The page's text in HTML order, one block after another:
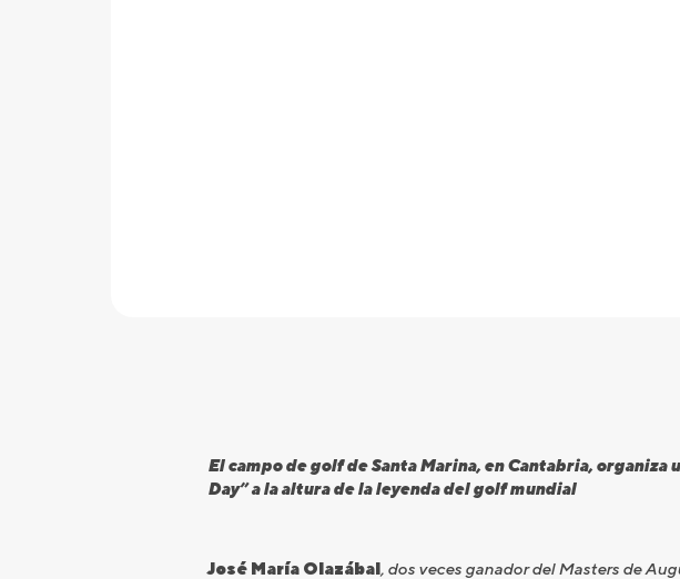
El campo de golf de Santa Marina, en Cantabria,
Day” a la altura de la leyenda del golf mundial
José María Olazábal, dos veces ganador del Masters de